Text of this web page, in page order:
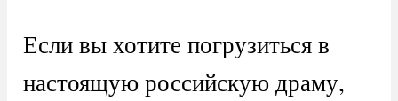
Если вы хотите погрузиться в
настоящую российскую драму,